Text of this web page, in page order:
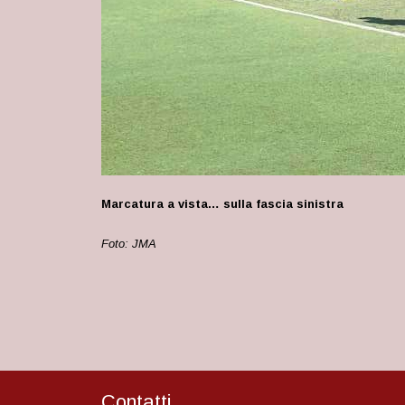
Marcatura a vista… sulla fascia sinistra
Foto: JMA